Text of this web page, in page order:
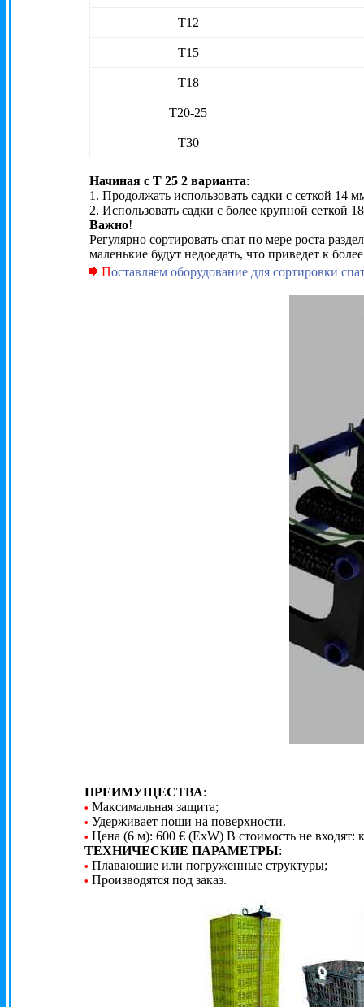
Т12
Т15
Т18
Т20-25
Т30
Начиная с Т 25 2 варианта:
1. Продолжать использовать садки с сеткой 14
2. Использовать садки с более крупной сеткой
Важно!
Регулярно сортировать спат по мере роста
маленькие будут недоедать, что приведет к
Поставляем оборудование для сортировки
ПРЕИМУЩЕСТВА:
•Максимальная защита;
• Удерживает поши на поверхности.
•Цена (6 м): 600 € (ExW) В стоимость не входят:
ТЕХНИЧЕСКИЕ ПАРАМЕТРЫ:
•Плавающие или погруженные структуры;
•Производятся под заказ.